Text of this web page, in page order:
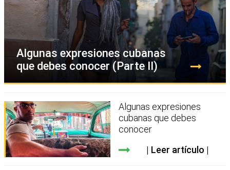
Algunas expresiones cubanas
que debes conocer (Parte II)
Algunas expresiones
cubanas que debes
conocer
Leer artículo